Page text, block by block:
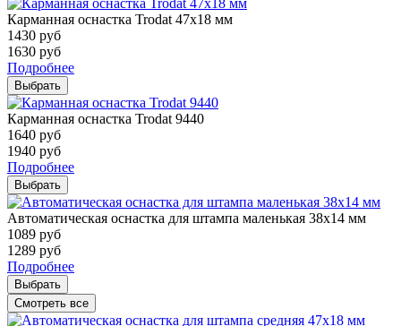
Карманная оснастка Trodat 47х18 мм
1430 руб
1630 руб
Подробнее
Выбрать
Карманная оснастка Trodat 9440
1640 руб
1940 руб
Подробнее
Выбрать
Автоматическая оснастка для штампа маленькая 38х14 мм
1089 руб
1289 руб
Подробнее
Выбрать
Смотреть все